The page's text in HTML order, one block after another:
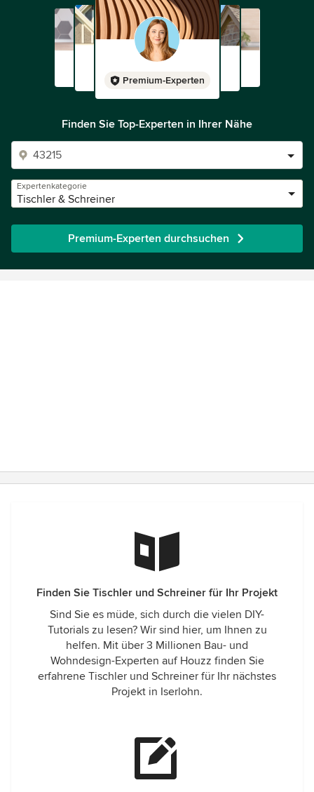
Premium-Experten
Finden Sie Top-Experten in Ihrer Nähe
Expertenkategorie
Tischler & Schreiner
Premium-Experten durchsuchen
Finden Sie Tischler und Schreiner für Ihr Projekt
Sind Sie es müde, sich durch die vielen DIY-
Tutorials zu lesen? Wir sind hier, um Ihnen zu
helfen. Mit über 3 Millionen Bau- und
Wohndesign-Experten auf Houzz finden Sie
erfahrene Tischler und Schreiner für Ihr nächstes
Projekt in Iserlohn.